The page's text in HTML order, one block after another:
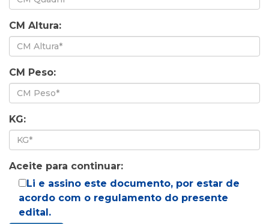
CM Altura:
CM Peso:
KG:
Aceite para continuar:
Li e assino este documento, por estar de
acordo com o regulamento do presente
edital.